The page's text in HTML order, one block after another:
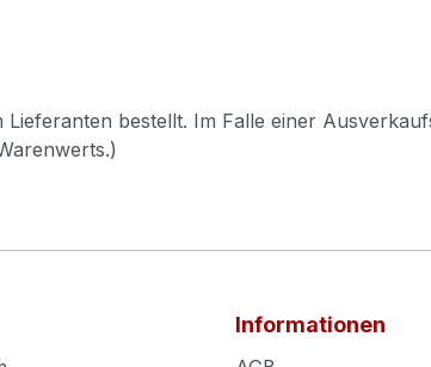
bestellt. Im Falle einer
Informationen